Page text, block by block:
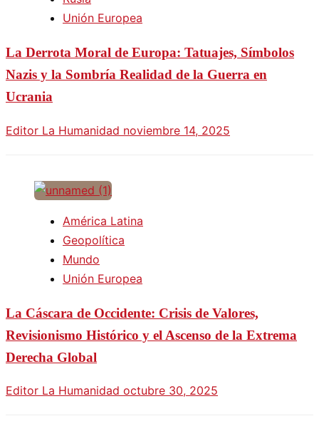
Unión Europea
La Derrota Moral de Europa: Tatuajes, Símbolos
Nazis y la Sombría Realidad de la Guerra en
Ucrania
Editor La Humanidad noviembre 14, 2025
América Latina
Geopolítica
Mundo
Unión Europea
La Cáscara de Occidente: Crisis de Valores,
Revisionismo Histórico y el Ascenso de la Extrema
Derecha Global
Editor La Humanidad octubre 30, 2025